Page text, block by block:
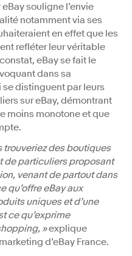
souligne l’envie
notamment via ses
en effet que les
refléter leur véritable
eBay se fait le
dans sa
distinguent par leurs
sur eBay, démontrant
moins monotone et que
trouveriez des boutiques
de particuliers proposant
venant de partout dans
qu’offre eBay aux
uniques et d’une
ce qu’exprime
»explique
d’eBay France.